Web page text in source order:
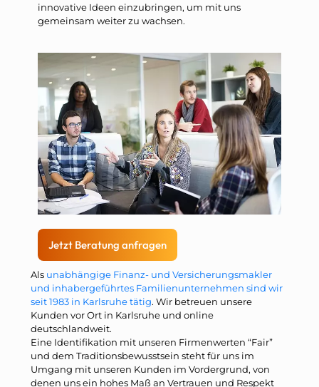
innovative Ideen einzubringen, um mit uns
gemeinsam weiter zu wachsen.
Jetzt Beratung anfragen
Als unabhängige Finanz- und Versicherungsmakler
und inhabergeführtes Familienunternehmen sind wir
seit 1983 in Karlsruhe tätig. Wir betreuen unsere
Kunden vor Ort in Karlsruhe und online
deutschlandweit.
Eine Identifikation mit unseren Firmenwerten “Fair”
und dem Traditionsbewusstsein steht für uns im
Umgang mit unseren Kunden im Vordergrund, von
denen uns ein hohes Maß an Vertrauen und Respekt